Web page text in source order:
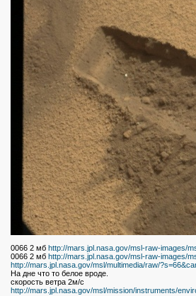
0066 2 мб http://mars.jpl.nasa.gov/msl-raw-images/
0066 2 мб http://mars.jpl.nasa.gov/msl-raw-images/
http://mars.jpl.nasa.gov/msl/multimedia/raw/
На дне что то белое вроде.
скорость ветра 2м/c
http://mars.jpl.nasa.gov/msl/mission/instruments/